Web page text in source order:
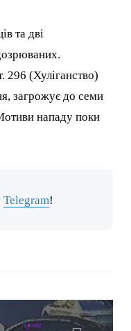
та дві
296 (Хуліганство)
загрожує до семи
нападу поки
Telegram!
Архів